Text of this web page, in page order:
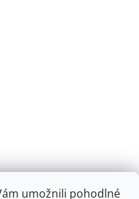
umožnili pohodlné